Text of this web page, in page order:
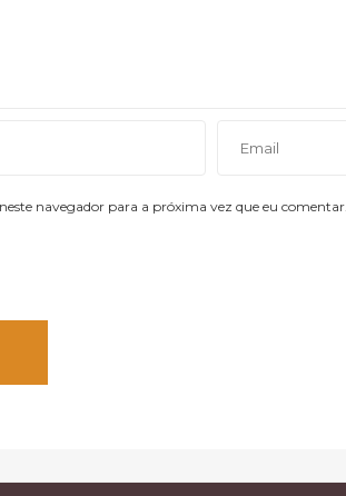
navegador para a próxima vez que eu comentar.